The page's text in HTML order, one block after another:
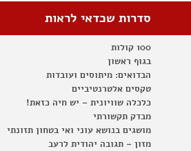
סדרות שכדאי לראות
100 קולות
בגוף ראשון
הבדואים: מיתוסים ועובדות
טקסים אלטרנטיביים
כלכלה שוויונית – יש חיה כזאת!
מבדק תקשורתי
מושגים בנושא עוני ואי בטחון תזונתי
מזון – תגובה יהודית לרעב